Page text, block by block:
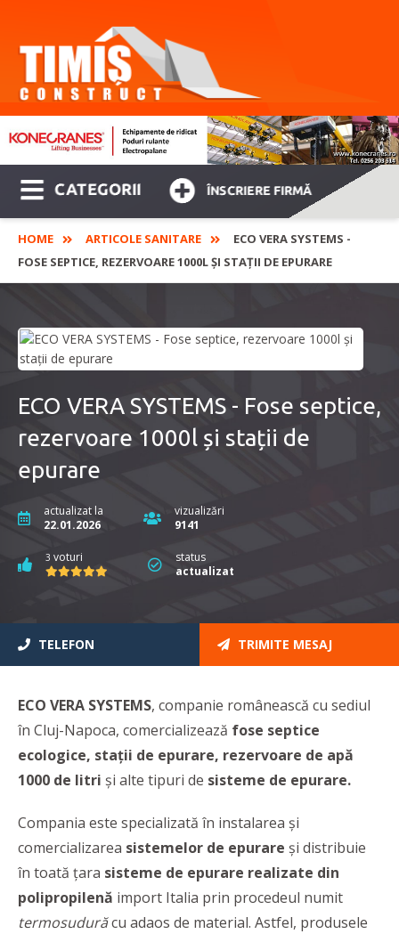
CATEGORII ÎNSCRIERE FIRMĂ
HOME ARTICOLE SANITARE
ECO VERA SYSTEMS -
FOSE SEPTICE, REZERVOARE 1000L ȘI STAȚII DE EPURARE
ECO VERA SYSTEMS - Fose septice,
rezervoare 1000l și stații de
epurare
actualizat la
22.01.2026
vizualizări
9141
3 voturi
status
actualizat
TELEFON TRIMITE MESAJ
ECO VERA SYSTEMS, companie românească cu sediul
în Cluj-Napoca, comercializează fose septice
ecologice, stații de epurare, rezervoare de apă
1000 de litri și alte tipuri de sisteme de epurare.
Compania este specializată în instalarea și
comercializarea sistemelor de epurare și distribuie
în toată țara sisteme de epurare realizate din
polipropilenă import Italia prin procedeul numit
termosudurăcu adaos de material. Astfel, produsele